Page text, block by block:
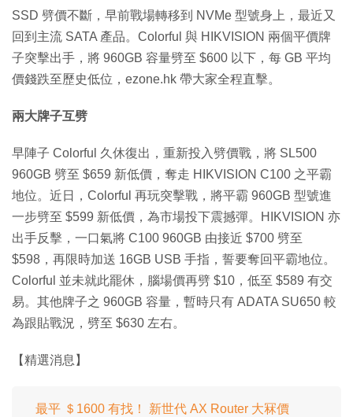
SSD 劈價不斷，早前戰場轉移到 NVMe 型號身上，最近又
回到主流 SATA 產品。Colorful 與 HIKVISION 兩個平價牌
子突擊出手，將 960GB 容量劈至 $600 以下，每 GB 平均
價錢跌至歷史低位，ezone.hk 帶大家全程直擊。
兩大牌子互劈
早陣子 Colorful 久休復出，重新投入劈價戰，將 SL500
960GB 劈至 $659 新低價，奪走 HIKVISION C100 之平霸
地位。近日，Colorful 再玩突擊戰，將平霸 960GB 型號進
一步劈至 $599 新低價，為市場投下震撼彈。HIKVISION 亦
出手反擊，一口氣將 C100 960GB 由接近 $700 劈至
$598，再限時加送 16GB USB 手指，誓要奪回平霸地位。
Colorful 並未就此罷休，腦場價再劈 $10，低至 $589 有交
易。其他牌子之 960GB 容量，暫時只有 ADATA SU650 較
為跟貼戰況，劈至 $630 左右。
【精選消息】
最平 ＄1600 有找！ 新世代 AX Router 大冧價